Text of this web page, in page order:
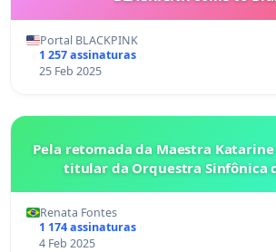
Portal BLACKPINK
1 257 assinaturas
25 Feb 2025
Pela retomada da Maestra
titular da Orquestra Sinfônica
Renata Fontes
1 174 assinaturas
4 Feb 2025